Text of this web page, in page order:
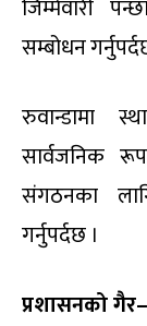
जिम्मेवारी
सम्बोधन
रुवान्डामा
सार्वजनिक
संगठनका
गर्नुपर्दछ ।
प्रशासनको